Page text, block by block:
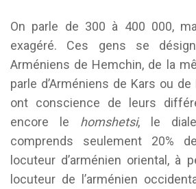
On parle de 300 à 400 000,
exagéré. Ces gens se
Arméniens de Hemchin, de la
parle d’Arméniens de Kars ou de
ont conscience de leurs
encore le homshetsi, le
comprends seulement 20%
locuteur d’arménien oriental, à
locuteur de l’arménien